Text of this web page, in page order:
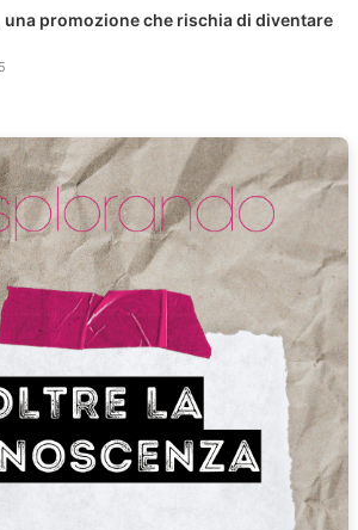
una promozione che rischia di diventare